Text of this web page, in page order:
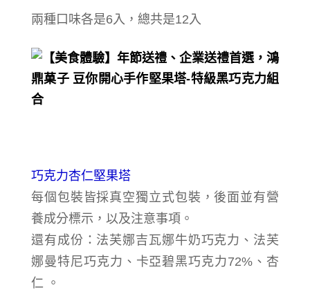
兩種口味各是6入，總共是12入
巧克力杏仁堅果塔
每個包裝 皆採真空獨立式包裝，後面並有營
養成分標示，以及注意事項。
還有成份：法芙娜吉瓦娜牛奶巧克力、法芙
娜曼特尼巧克力、卡亞碧黑巧克力72%、杏
仁 。